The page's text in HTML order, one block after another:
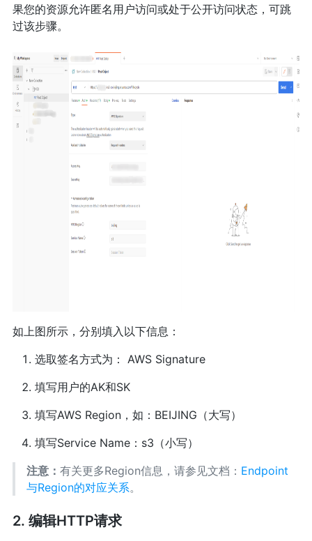
果您的资源允许匿名用户访问或处于公开访问状态，可跳
过该步骤。
如上图所示，分别填入以下信息：
选取签名方式为： AWS Signature
填写用户的AK和SK
填写AWS Region，如：BEIJING（大写）
填写Service Name：s3（小写）
注意： 有关更多Region信息，请参见文档： Endpoint
与Region的对应关系。
2. 编辑HTTP请求